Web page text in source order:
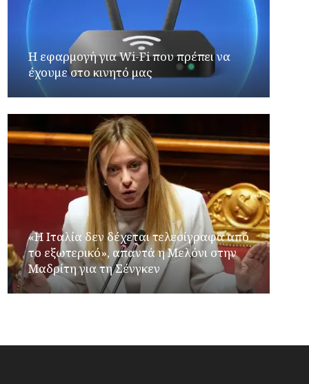
Η εφαρμογή για Wi-Fi που πρέπει να
έχουμε στο κινητό μας
«Η Ιταλία δεν δέχεται τελεσίγραφα από
το εξωτερικό», απαντά η Μελόνι στην
Μαδρίτη για τη Σένγκεν